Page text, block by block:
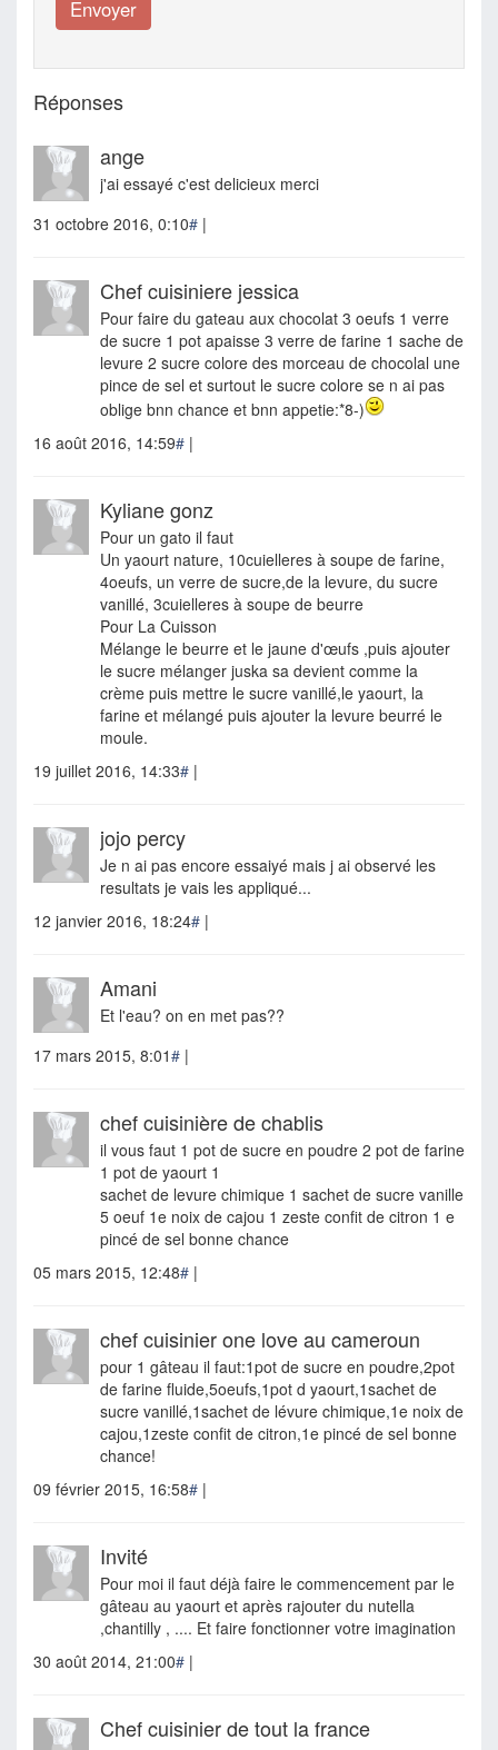
Réponses
ange
j'ai essayé c'est delicieux merci
31 octobre 2016, 0:10# |
Chef cuisiniere jessica
Pour faire du gateau aux chocolat 3 oeufs 1 verre
de sucre 1 pot apaisse 3 verre de farine 1 sache de
levure 2 sucre colore des morceau de chocolal une
pince de sel et surtout le sucre colore se n ai pas
oblige bnn chance et bnn appetie:*8-)
16 août 2016, 14:59# |
Kyliane gonz
Pour un gato il faut
Un yaourt nature, 10cuielleres à soupe de farine,
4oeufs, un verre de sucre,de la levure, du sucre
vanillé, 3cuielleres à soupe de beurre
Pour La Cuisson
Mélange le beurre et le jaune d'œufs ,puis ajouter
le sucre mélanger juska sa devient comme la
crème puis mettre le sucre vanillé,le yaourt, la
farine et mélangé puis ajouter la levure beurré le
moule.
19 juillet 2016, 14:33# |
jojo percy
Je n ai pas encore essaiyé mais j ai observé les
resultats je vais les appliqué...
12 janvier 2016, 18:24# |
Amani
Et l'eau? on en met pas??
17 mars 2015, 8:01# |
chef cuisinière de chablis
il vous faut 1 pot de sucre en poudre 2 pot de farine
1 pot de yaourt 1
sachet de levure chimique 1 sachet de sucre vanille
5 oeuf 1e noix de cajou 1 zeste confit de citron 1 e
pincé de sel bonne chance
05 mars 2015, 12:48# |
chef cuisinier one love au cameroun
pour 1 gâteau il faut:1pot de sucre en poudre,2pot
de farine fluide,5oeufs,1pot d yaourt,1sachet de
sucre vanillé,1sachet de lévure chimique,1e noix de
cajou,1zeste confit de citron,1e pincé de sel bonne
chance!
09 février 2015, 16:58# |
Invité
Pour moi il faut déjà faire le commencement par le
gâteau au yaourt et après rajouter du nutella
,chantilly , .... Et faire fonctionner votre imagination
30 août 2014, 21:00# |
Chef cuisinier de tout la france